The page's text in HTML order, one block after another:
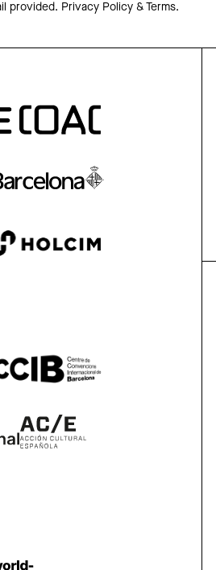
provided. Privacy Policy & Terms.